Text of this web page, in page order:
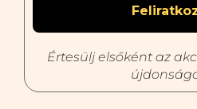
Értesülj elsőként az